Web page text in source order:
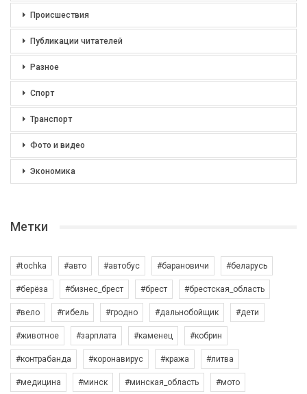
Происшествия
Публикации читателей
Разное
Спорт
Транспорт
Фото и видео
Экономика
Метки
#tochka #авто #автобус #барановичи #беларусь
#берёза #бизнес_брест #брест #брестская_область
#вело #гибель #гродно #дальнобойщик #дети
#животное #зарплата #каменец #кобрин
#контрабанда #коронавирус #кража #литва
#медицина #минск #минская_область #мото